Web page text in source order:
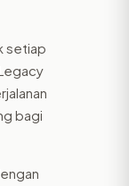
setiap
bagi